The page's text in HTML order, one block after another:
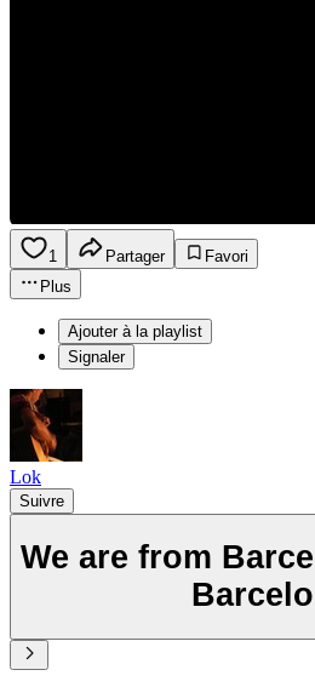
1 Partager
Favori
Plus
Ajouter à la playlist
Signaler
Lok
Suivre
We are from